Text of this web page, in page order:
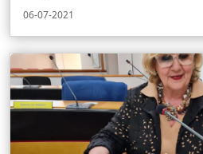
06-07-2021